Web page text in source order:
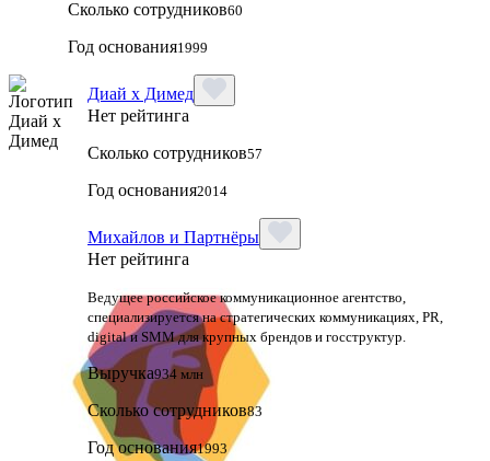
Сколько сотрудников60
Год основания1999
Диай х Димед
Нет рейтинга
Сколько сотрудников57
Год основания2014
Михайлов и Партнёры
Нет рейтинга
Ведущее российское коммуникационное агентство,
специализируется на стратегических коммуникациях, PR,
digital и SMM для крупных брендов и госструктур.
Выручка934 млн
Сколько сотрудников83
Год основания1993